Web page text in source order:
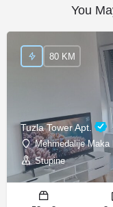
You
Tuzla Tower Apt.
Mehmedalije
Stupine
80 KM